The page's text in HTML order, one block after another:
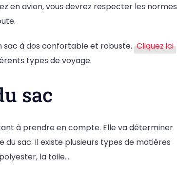
en avion, vous devrez respecter les normes
sac à dos confortable et robuste. Cliquez ici
types de voyage.
sac
à prendre en compte. Elle va déterminer
du sac. Il existe plusieurs types de matières
la toile…